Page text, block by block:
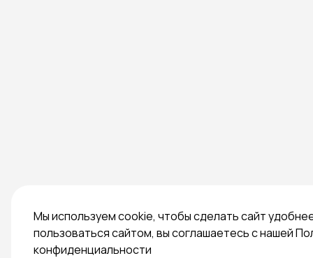
Мы используем cookie, чтобы сделать сайт
пользоваться сайтом, вы соглашаетесь с нашей
конфиденциальности